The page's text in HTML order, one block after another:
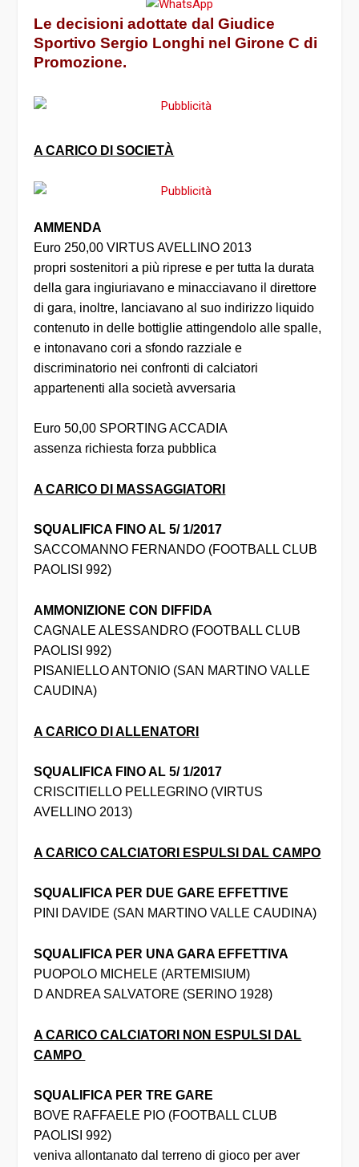
Le decisioni adottate dal Giudice
Sportivo Sergio Longhi nel Girone C di
Promozione.
A CARICO DI SOCIETÀ
AMMENDA
Euro 250,00 VIRTUS AVELLINO 2013
propri sostenitori a più riprese e per tutta la durata
della gara ingiuriavano e minacciavano il direttore
di gara, inoltre, lanciavano al suo indirizzo liquido
contenuto in delle bottiglie attingendolo alle spalle,
e intonavano cori a sfondo razziale e
discriminatorio nei confronti di calciatori
appartenenti alla società avversaria
Euro 50,00 SPORTING ACCADIA
assenza richiesta forza pubblica
A CARICO DI MASSAGGIATORI
SQUALIFICA FINO AL 5/ 1/2017
SACCOMANNO FERNANDO (FOOTBALL CLUB
PAOLISI 992)
AMMONIZIONE CON DIFFIDA
CAGNALE ALESSANDRO (FOOTBALL CLUB
PAOLISI 992)
PISANIELLO ANTONIO (SAN MARTINO VALLE
CAUDINA)
A CARICO DI ALLENATORI
SQUALIFICA FINO AL 5/ 1/2017
CRISCITIELLO PELLEGRINO (VIRTUS
AVELLINO 2013)
A CARICO CALCIATORI ESPULSI DAL CAMPO
SQUALIFICA PER DUE GARE EFFETTIVE
PINI DAVIDE (SAN MARTINO VALLE CAUDINA)
SQUALIFICA PER UNA GARA EFFETTIVA
PUOPOLO MICHELE (ARTEMISIUM)
D ANDREA SALVATORE (SERINO 1928)
A CARICO CALCIATORI NON ESPULSI DAL
CAMPO
SQUALIFICA PER TRE GARE
BOVE RAFFAELE PIO (FOOTBALL CLUB
PAOLISI 992)
veniva allontanato dal terreno di gioco per aver